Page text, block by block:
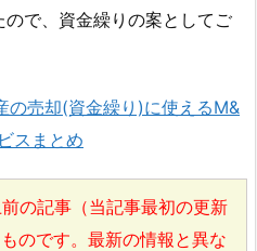
で、資金繰りの案としてご
売却(資金繰り)に使えるM&
スまとめ
の記事（当記事最初の更新
のです。最新の情報と異な